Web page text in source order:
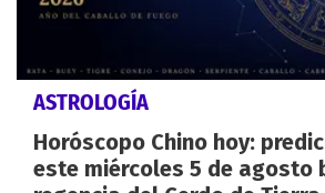
ASTROLOGÍA
Horóscopo Chino hoy:
este miércoles 5 de agosto